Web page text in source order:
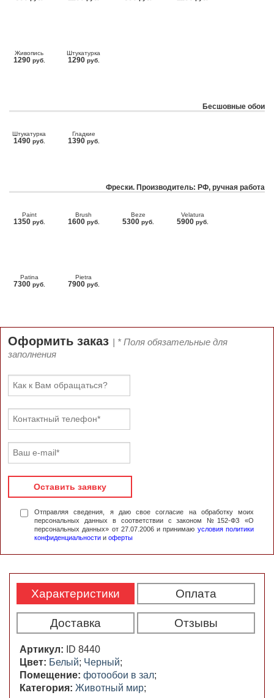
Живопись
1290 руб.
Штукатурка
1290 руб.
Бесшовные обои
Штукатурка
1490 руб.
Гладкие
1390 руб.
Фрески. Производитель: РФ, ручная работа
Paint
1350 руб.
Brush
1600 руб.
Beze
5300 руб.
Velatura
5900 руб.
Patina
7300 руб.
Pietra
7900 руб.
Оформить заказ | * Поля обязательные для
заполнения
Оставить заявку
Отправляя сведения, я даю свое согласие на обработку моих
персональных данных в соответствии с законом №152-ФЗ «О
персональных данных» от 27.07.2006 и принимаю условия политики
конфиденциальности и оферты
Характеристики Оплата
Доставка Отзывы
Артикул:
ID 8440
Цвет: Белый; Черный;
Помещение: фотообои в зал;
Категория: Животный мир;